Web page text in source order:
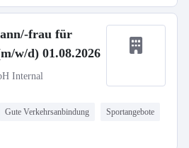
frau für
w/d) 01.08.2026
Internal
Gute Verkehrsanbindung Sportangebote